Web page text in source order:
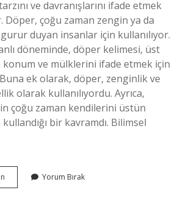
ve davranışlarını ifade etmek
Döper, çoğu zaman zengin ya da
duyan insanlar için kullanılıyor.
döneminde, döper kelimesi, üst
konum ve mülklerini ifade etmek için
ek olarak, döper, zenginlik ve
olarak kullanılıyordu. Ayrıca,
çoğu zaman kendilerini üstün
bir kavramdı. Bilimsel
ne
Yorum Bırak